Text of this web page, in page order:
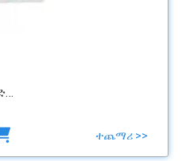
ተጨማሪ >>